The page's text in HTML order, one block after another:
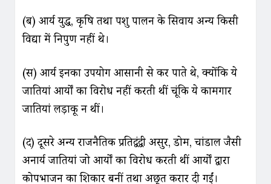
(ब) आर्य युद्ध, कृषि तथा पशु पालन के सिवाय अन्य किसी
विद्या में निपुण नहीं थे।
(स) आर्य इनका उपयोग आसानी से कर पाते थे, क्योंकि ये
जातियां आर्यों का विरोध नहीं करती थीं चूंकि ये कामगार
जातियां लड़ाकू न थीं।
(द) दूसरे अन्य राजनैतिक प्रतिद्वंद्वी असुर, डोम, चांडाल जैसी
अनार्य जातियां जो आर्यों का विरोध करती थीं आर्यों द्वारा
कोपभाजन का शिकार बनीं तथा अछूत करार दी गईं।